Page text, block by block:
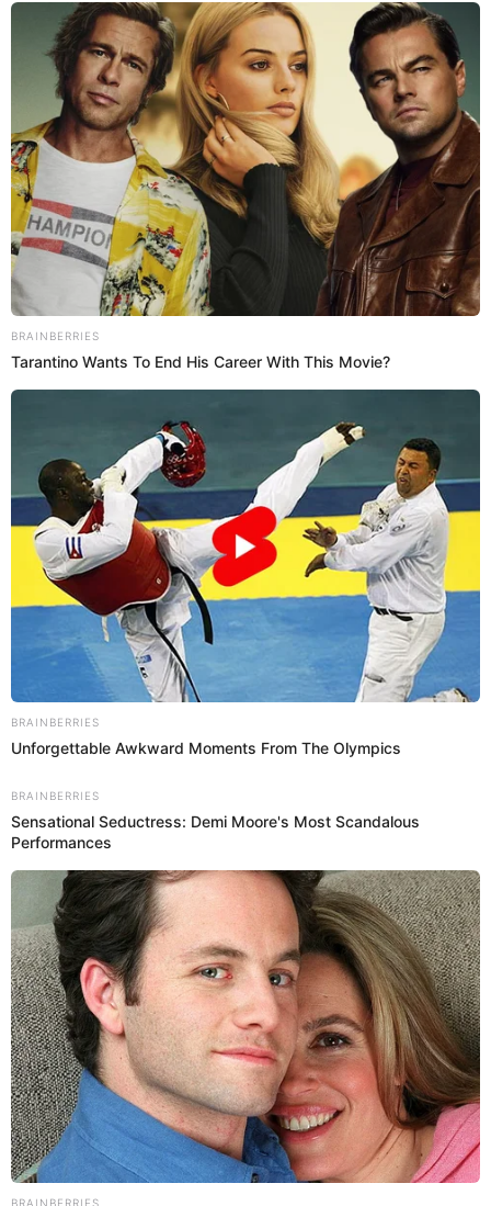
banda en este evento patrio.
12:03 29/7/2022
Pilotos y Especialistas
aeronáuticos de la Aviación del
Ejército peruano marchan en
Parada Militar
Los integrantes de la Aciación del Ejército Peruano
despliegan su marcha a lo largo del Cuartel General
del Ejército en San Borja durante la Gran Parada
Militar.
11:47 29/7/2022
Desfila en Parada Militar la
Escuela "Coronel Francisco
Bolognesi"
Los integrantes de la Escuela Coronel Francisco
Bolognesi desfilan en la Gran Parada Cívico Militar en
San Borja.
11:32 29/7/2022